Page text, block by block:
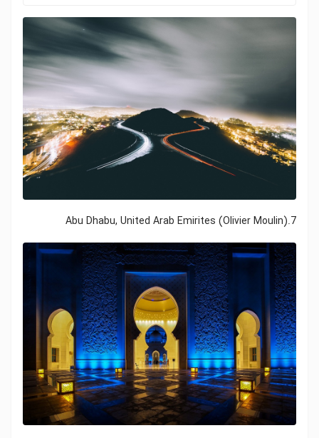
7.Abu Dhabu, United Arab Emirites (Olivier Moulin)